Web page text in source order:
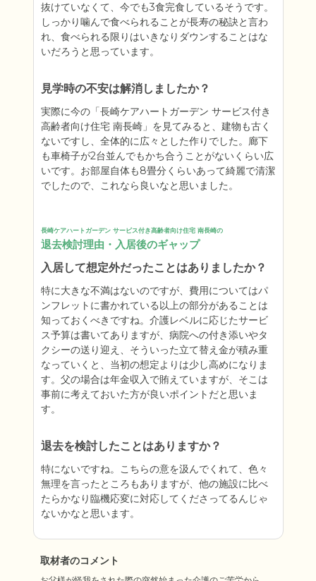
抜けていなくて、今でも3食完食しているそうです。
しっかり噛んで食べられることが長寿の秘訣と言わ
れ、食べられる限りはいきなりダウンすることはな
いだろうと思っています。
見学時の不安は解消しましたか？
実際に今の「長崎ケアハートガーデン サービス付き
高齢者向け住宅 南長崎」を見てみると、建物も古く
ないですし、全体的に広々とした作りでした。廊下
も車椅子が2台並んでもかち合うことがないくらい広
いです。お部屋自体も8畳分くらいあって綺麗で清潔
でしたので、これなら良いなと思いました。
長崎ケアハートガーデン サービス付き高齢者向け住宅 南長崎の
退去検討理由・入居後のギャップ
入居して想定外だったことはありましたか？
特に大きな不満はないのですが、費用についてはパ
ンフレットに書かれている以上の部分があることは
知っておくべきですね。介護レベルに応じたサービ
ス予算は書いてありますが、病院への付き添いやタ
クシーの送り迎え、そういった立て替え金が積み重
なっていくと、当初の想定よりは少し高めになりま
す。父の場合は年金収入で賄えていますが、そこは
事前に考えておいた方が良いポイントだと思いま
す。
退去を検討したことはありますか？
特にないですね。こちらの意を汲んでくれて、色々
無理を言ったところもありますが、他の施設に比べ
たらかなり臨機応変に対応してくださってるんじゃ
ないかなと思います。
取材者のコメント